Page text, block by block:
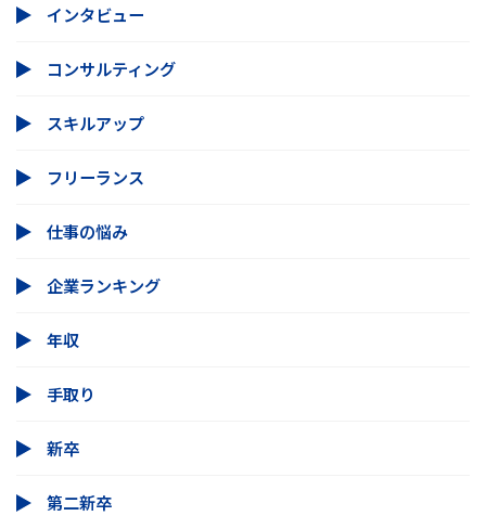
インタビュー
コンサルティング
スキルアップ
フリーランス
仕事の悩み
企業ランキング
年収
手取り
新卒
第二新卒